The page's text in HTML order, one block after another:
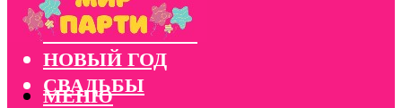
КОНКУРСЫ
КОРПОРАТИВЫ
НОВЫЙ ГОД
СВАДЬБЫ
МЕНЮ